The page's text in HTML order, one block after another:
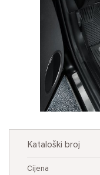
Kataloški broj
Cijena